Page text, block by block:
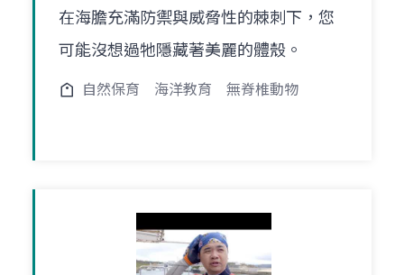
在海膽充滿防禦與威脅性的棘刺下，您
可能沒想過牠隱藏著美麗的體殼。
自然保育 海洋教育 無脊椎動物